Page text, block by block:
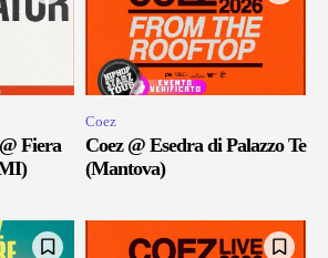
Fiera
Coez
Coez @ Esedra di Palazzo Te
(Mantova)